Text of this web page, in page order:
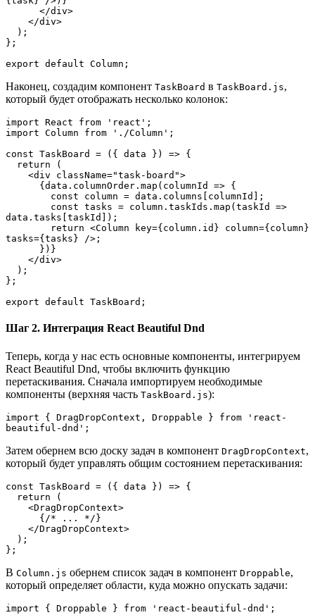
      </div>
    </div>
  );
};
export default Column;
Наконец, создадим компонент TaskBoard в TaskBoard.js,
который будет отображать несколько колонок:
import React from 'react';
import Column from './Column';
const TaskBoard = ({ data }) => {
  return (
    <div className="task-board">
      {data.columnOrder.map(columnId => {
        const column = data.columns[columnId];
data.tasks[taskId]);
tasks={tasks} />;
      })}
    </div>
  );
};
export default TaskBoard;
Шаг 2. Интеграция React Beautiful Dnd
Теперь, когда у нас есть основные компоненты, интегрируем
React Beautiful Dnd, чтобы включить функцию
перетаскивания. Сначала импортируем необходимые
компоненты (верхняя часть TaskBoard.js):
import { DragDropContext, Droppable } from 'react-
beautiful-dnd';
Затем обернем всю доску задач в компонент DragDropContext,
который будет управлять общим состоянием перетаскивания:
const TaskBoard = ({ data }) => {
  return (
    <DragDropContext>
      {/* ... */}
    </DragDropContext>
  );
};
В Column.js обернем список задач в компонент Droppable,
который определяет области, куда можно опускать задачи:
import { Droppable } from 'react-beautiful-dnd';